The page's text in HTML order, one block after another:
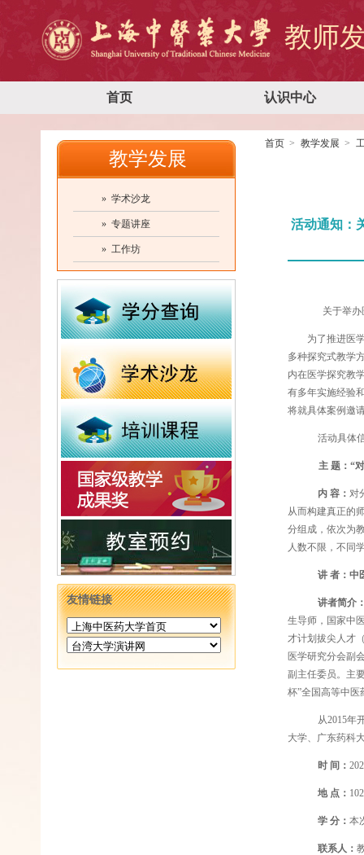
教师
首页 认识中心
教学发展
» 学术沙龙
» 专题讲座
» 工作坊
友情链接
首页 教学发展
活动通知：
关于举
为了推进医
多种探究式教学
内在医学探究教
有多年实施经验
将就具体案例邀
活动具体
主 题： “
内 容：对
从而构建真正的
分组成，依次为
人数不限，不同
讲 者：中
讲者简介
生导师，国家中
才计划拔尖人才
医学研究分会副
副主任委员。主
杯”全国高等中
从2015年
大学、广东药科
时 间：
地 点：
学 分：本
联系人：